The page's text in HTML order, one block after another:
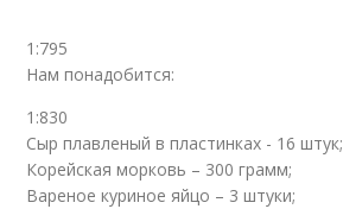
1:795
Нам понадобится:
1:830
Сыр плавленый в пластинках - 16 штук;
Корейская морковь – 300 грамм;
Вареное куриное яйцо – 3 штуки;